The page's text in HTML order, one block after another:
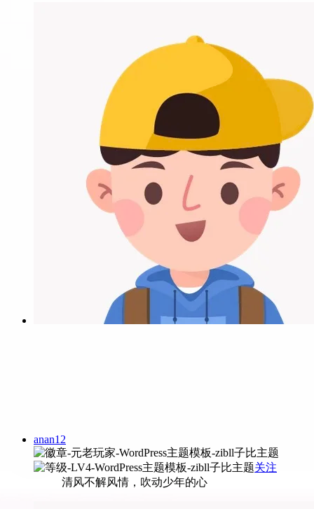
anan12
关注
清风不解风情，吹动少年的心